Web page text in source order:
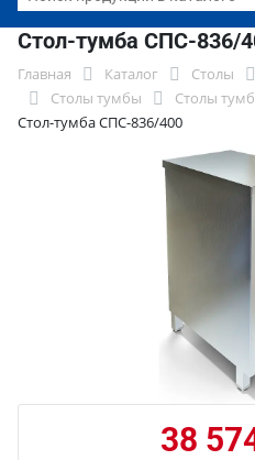
Стол-тумба СПС-836/
Главная Каталог Столы
Столы тумбы
Столы
Стол-тумба СПС-836/400
38